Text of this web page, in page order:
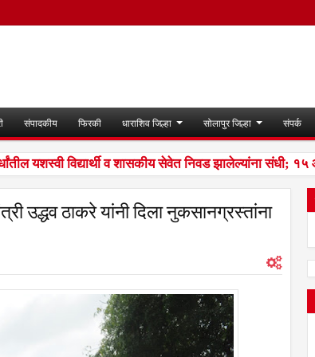
संपादकीय फिरकी धाराशिव जिल्हा सोलापुर जिल्हा संपर्क
यशस्वी विद्यार्थी व शासकीय सेवेत निवड झालेल्यांना संधी; १५
उद्धव ठाकरे यांनी दिला नुकसानग्रस्तांना